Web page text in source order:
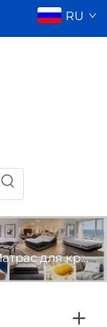
RU
для кровати